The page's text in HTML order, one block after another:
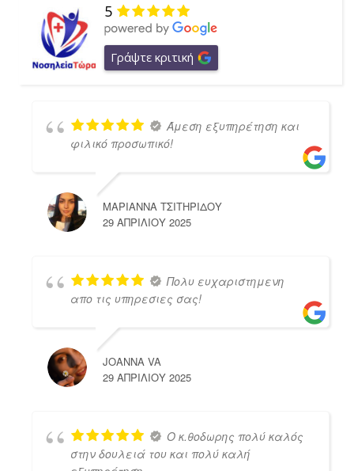
5
Γράψτε κριτική
Άμεση εξυπηρέτηση και
φιλικό προσωπικό!
ΜΑΡΙΑΝΝΑ ΤΣΙΤΗΡΙΔΟΥ
29 ΑΠΡΙΛΊΟΥ 2025
Πολυ ευχαριστημενη
απο τις υπηρεσιες σας!
JOANNA VA
29 ΑΠΡΙΛΊΟΥ 2025
Ο κ.θοδωρης πολύ καλός
στην δουλειά του και πολύ καλή